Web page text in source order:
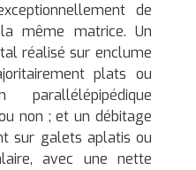
de
même matrice. Un
réalisé sur enclume
plats ou
non ; et un débitage
sur galets aplatis ou
avec une nette